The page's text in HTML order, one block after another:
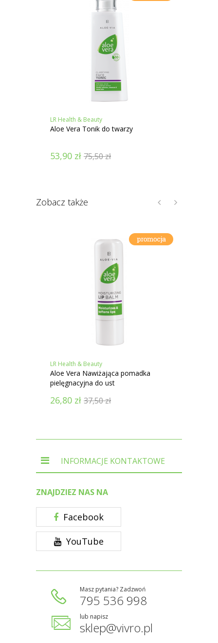
LR Health & Beauty
Aloe Vera Tonik do twarzy
53,90 zł 75,50zł
Zobacz także
LR Health & Beauty
Aloe Vera Nawiżająca pomadka
pielęgnacyjna do ust
26,80 zł 37,50zł
INFORMACJE KONTAKTOWE
ZNAJDZIEZ NAS NA
Facebook
YouTube
Masz pytania? Zadzwoń
795 536 998
lub napisz
sklep@vivro.pl